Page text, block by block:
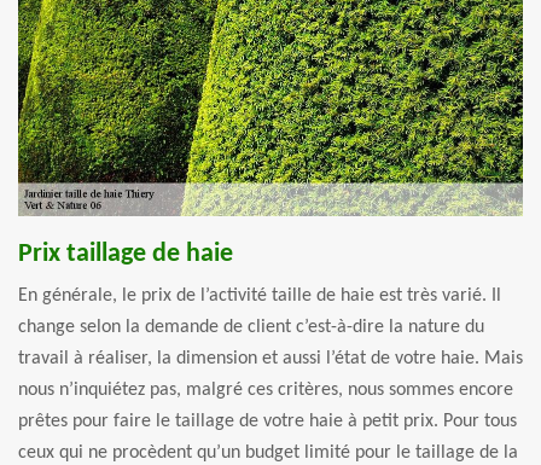
Prix taillage de haie
En générale, le prix de l’activité taille de haie est très varié. Il
change selon la demande de client c’est-à-dire la nature du
travail à réaliser, la dimension et aussi l’état de votre haie. Mais
nous n’inquiétez pas, malgré ces critères, nous sommes encore
prêtes pour faire le taillage de votre haie à petit prix. Pour tous
ceux qui ne procèdent qu’un budget limité pour le taillage de la